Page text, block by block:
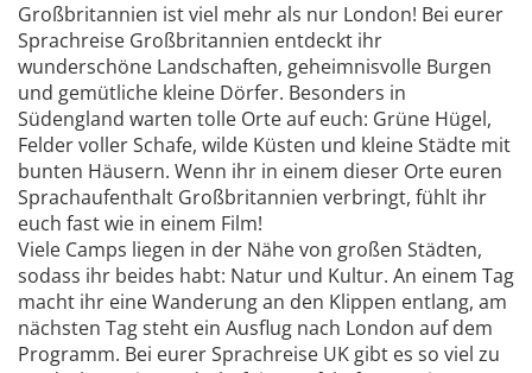
Großbritannien ist viel mehr als nur London! Bei eurer
Sprachreise Großbritannien entdeckt ihr
wunderschöne Landschaften, geheimnisvolle Burgen
und gemütliche kleine Dörfer. Besonders in
Südengland warten tolle Orte auf euch: Grüne Hügel,
Felder voller Schafe, wilde Küsten und kleine Städte mit
bunten Häusern. Wenn ihr in einem dieser Orte euren
Sprachaufenthalt Großbritannien verbringt, fühlt ihr
euch fast wie in einem Film!
Viele Camps liegen in der Nähe von großen Städten,
sodass ihr beides habt: Natur und Kultur. An einem Tag
macht ihr eine Wanderung an den Klippen entlang, am
nächsten Tag steht ein Ausflug nach London auf dem
Programm. Bei eurer Sprachreise UK gibt es so viel zu